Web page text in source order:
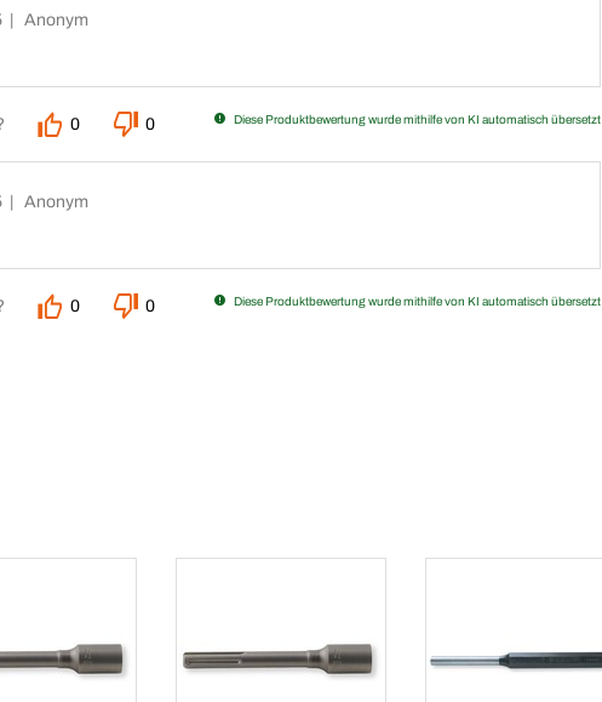
| Anonym
0 0 Diese Produktbewertung wurde mithilfe von KI automatisch übersetzt
| Anonym
0 0 Diese Produktbewertung wurde mithilfe von KI automatisch übersetzt